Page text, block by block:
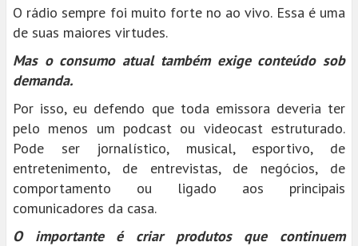
O rádio sempre foi muito forte no ao vivo. Essa é uma
de suas maiores virtudes.
Mas o consumo atual também exige conteúdo sob
demanda.
Por isso, eu defendo que toda emissora deveria ter
pelo menos um podcast ou videocast estruturado.
Pode ser jornalístico, musical, esportivo, de
entretenimento, de entrevistas, de negócios, de
comportamento ou ligado aos principais
comunicadores da casa.
O importante é criar produtos que continuem